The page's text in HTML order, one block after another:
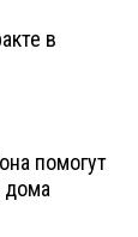
в
помогут
дома